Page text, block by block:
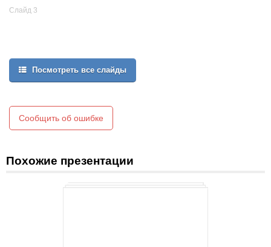
Слайд 3
Посмотреть все слайды
Сообщить об ошибке
Похожие презентации